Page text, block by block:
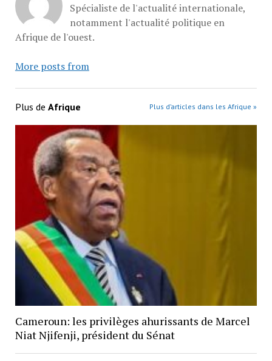
Spécialiste de l'actualité internationale,
notamment l'actualité politique en
Afrique de l'ouest.
More posts from
Plus de Afrique Plus d’articles dans les Afrique »
Cameroun: les privilèges ahurissants de Marcel
Niat Njifenji, président du Sénat